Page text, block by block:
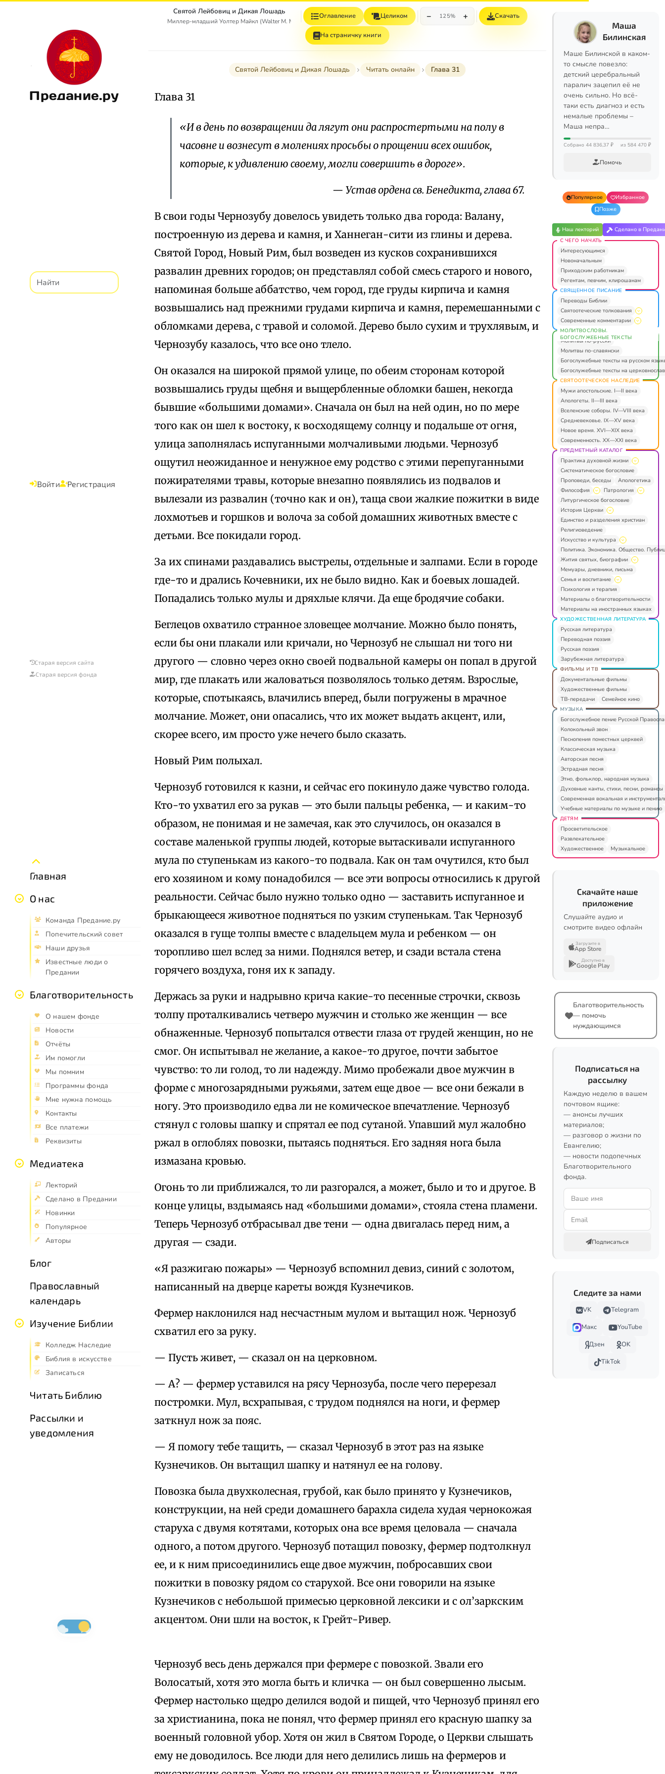
Предание.ру
Войти Регистрация
Старая версия сайта
Старая версия фонда
Главная
О нас
Команда Предание.ру
Попечительский совет
Наши друзья
Известные люди о
Предании
Благотворительность
О нашем фонде
Новости
Отчёты
Им помогли
Мы помним
Программы фонда
Мне нужна помощь
Контакты
Все платежи
Реквизиты
Медиатека
Лекторий
Сделано в Предании
Новинки
Популярное
Авторы
Блог
Православный
календарь
Изучение Библии
Колледж Наследие
Библия в искусстве
Записаться
Читать Библию
Рассылки и
уведомления
Святой Лейбовиц и Дикая Лошадь
Миллер-младший Уолтер Майкл (Walter M. Miller, Jr.)
Оглавление Целиком − 125% + Скачать
На страничку книги
Святой Лейбовиц и Дикая Лошадь Читать онлайн Глава 31
Глава 31
«И в день по возвращении да лягут они распростертыми на полу в
часовне и вознесут в молениях просьбы о прощении всех ошибок,
которые, к удивлению своему, могли совершить в дороге».
— Устав ордена св. Бенедикта, глава 67.
В свои годы Чернозубу довелось увидеть только два города: Валану,
построенную из дерева и камня, и Ханнеган-сити из глины и дерева.
Святой Город, Новый Рим, был возведен из кусков сохранившихся
развалин древних городов; он представлял собой смесь старого и нового,
напоминая больше аббатство, чем город, где груды кирпича и камня
возвышались над прежними грудами кирпича и камня, перемешанными с
обломками дерева, с травой и соломой. Дерево было сухим и трухлявым, и
Чернозубу казалось, что все оно тлело.
Он оказался на широкой прямой улице, по обеим сторонам которой
возвышались груды щебня и выщербленные обломки башен, некогда
бывшие «большими домами». Сначала он был на ней один, но по мере
того как он шел к востоку, к восходящему солнцу и подальше от огня,
улица заполнялась испуганными молчаливыми людьми. Чернозуб
ощутил неожиданное и ненужное ему родство с этими перепуганными
пожирателями травы, которые внезапно появлялись из подвалов и
вылезали из развалин (точно как и он), таща свои жалкие пожитки в виде
лохмотьев и горшков и волоча за собой домашних животных вместе с
детьми. Все покидали город.
За их спинами раздавались выстрелы, отдельные и залпами. Если в городе
где-то и дрались Кочевники, их не было видно. Как и боевых лошадей.
Попадались только мулы и дряхлые клячи. Да еще бродячие собаки.
Беглецов охватило странное зловещее молчание. Можно было понять,
если бы они плакали или кричали, но Чернозуб не слышал ни того ни
другого — словно через окно своей подвальной камеры он попал в другой
мир, где плакать или жаловаться позволялось только детям. Взрослые,
которые, спотыкаясь, влачились вперед, были погружены в мрачное
молчание. Может, они опасались, что их может выдать акцент, или,
скорее всего, им просто уже нечего было сказать.
Новый Рим полыхал.
Чернозуб готовился к казни, и сейчас его покинуло даже чувство голода.
Кто-то ухватил его за рукав — это были пальцы ребенка, — и каким-то
образом, не понимая и не замечая, как это случилось, он оказался в
составе маленькой группы людей, которые вытаскивали испуганного
мула по ступенькам из какого-то подвала. Как он там очутился, кто был
его хозяином и кому понадобился — все эти вопросы относились к другой
реальности. Сейчас было нужно только одно — заставить испуганное и
брыкающееся животное подняться по узким ступенькам. Так Чернозуб
оказался в гуще толпы вместе с владельцем мула и ребенком — он
торопливо шел вслед за ними. Поднялся ветер, и сзади встала стена
горячего воздуха, гоня их к западу.
Держась за руки и надрывно крича какие-то песенные строчки, сквозь
толпу проталкивались четверо мужчин и столько же женщин — все
обнаженные. Чернозуб попытался отвести глаза от грудей женщин, но не
смог. Он испытывал не желание, а какое-то другое, почти забытое
чувство: то ли голод, то ли надежду. Мимо пробежали двое мужчин в
форме с многозарядными ружьями, затем еще двое — все они бежали в
ногу. Это производило едва ли не комическое впечатление. Чернозуб
стянул с головы шапку и спрятал ее под сутаной. Упавший мул жалобно
ржал в оглоблях повозки, пытаясь подняться. Его задняя нога была
измазана кровью.
Огонь то ли приближался, то ли разгорался, а может, было и то и другое. В
конце улицы, вздымаясь над «большими домами», стояла стена пламени.
Теперь Чернозуб отбрасывал две тени — одна двигалась перед ним, а
другая — сзади.
«Я разжигаю пожары» — Чернозуб вспомнил девиз, синий с золотом,
написанный на дверце кареты вождя Кузнечиков.
Фермер наклонился над несчастным мулом и вытащил нож. Чернозуб
схватил его за руку.
— Пусть живет, — сказал он на церковном.
— А? — фермер уставился на рясу Чернозуба, после чего перерезал
постромки. Мул, всхрапывая, с трудом поднялся на ноги, и фермер
заткнул нож за пояс.
— Я помогу тебе тащить, — сказал Чернозуб в этот раз на языке
Кузнечиков. Он вытащил шапку и натянул ее на голову.
Повозка была двухколесная, грубой, как было принято у Кузнечиков,
конструкции, на ней среди домашнего барахла сидела худая чернокожая
старуха с двумя котятами, которых она все время целовала — сначала
одного, а потом другого. Чернозуб потащил повозку, фермер подтолкнул
ее, и к ним присоединились еще двое мужчин, побросавших свои
пожитки в повозку рядом со старухой. Все они говорили на языке
Кузнечиков с небольшой примесью церковной лексики и с ол’заркским
акцентом. Они шли на восток, к Грейт-Ривер.
Чернозуб весь день держался при фермере с повозкой. Звали его
Волосатый, хотя это могла быть и кличка — он был совершенно лысым.
Фермер настолько щедро делился водой и пищей, что Чернозуб принял его
за христианина, пока не понял, что фермер принял его красную шапку за
военный головной убор. Хотя он жил в Святом Городе, о Церкви слышать
ему не доводилось. Все люди для него делились лишь на фермеров и
Маша
Билинская
Маше Билинской в каком-
то смысле повезло:
детский церебральный
паралич зацепил её не
очень сильно. Но всё-
таки есть диагноз и есть
немалые проблемы –
Маша непра…
Собрано 44 836,37 ₽ из 584 470 ₽
Помочь
Популярное
Избранное
Позже
Наш лекторий Сделано в
С ЧЕГО НАЧАТЬ
Интересующимся
Новоначальным
Приходским работникам
Регентам, певчим, клирошанам
СВЯЩЕННОЕ ПИСАНИЕ
Переводы Библии
Святоотеческие толкования
Современные комментарии
МОЛИТВОСЛОВЫ.
БОГОСЛУЖЕБНЫЕ ТЕКСТЫ
Молитвы по-русски
Молитвы по-славянски
Богослужебные тексты на русском
Богослужебные тексты на
СВЯТООТЕЧЕСКОЕ НАСЛЕДИЕ
Мужи апостольские. I—II века
Апологеты. II—III века
Вселенские соборы. IV—VIII века
Средневековье. IX—XV века
Новое время. XVI—XIX века
Современность. XX—XXI века
ПРЕДМЕТНЫЙ КАТАЛОГ
Практика духовной жизни
Систематическое богословие
Проповеди, беседы
Апологетика
Философия
Патрология
Литургическое богословие
История Церкви
Единство и разделения христиан
Религиоведение
Искусство и культура
Политика. Экономика. Общество.
Жития святых, биографии
Мемуары, дневники, письма
Семья и воспитание
Психология и терапия
Материалы о благотворительности
Материалы на иностранных языках
ХУДОЖЕСТВЕННАЯ ЛИТЕРАТУРА
Русская литература
Переводная поэзия
Русская поэзия
Зарубежная литература
ФИЛЬМЫ И ТВ
Документальные фильмы
Художественные фильмы
ТВ-передачи
Семейное кино
МУЗЫКА
Богослужебное пение Русской
Колокольный звон
Песнопения поместных церквей
Классическая музыка
Авторская песня
Эстрадная песня
Этно, фольклор, народная музыка
Духовные канты, стихи, песни, романсы
Современная вокальная и
Учебные материалы по музыке и пению
ДЕТЯМ
Просветительское
Развлекательное
Художественное
Музыкальное
Скачайте наше
приложение
Слушайте аудио и
смотрите видео офлайн
Загрузите в
App Store
Доступно в
Google Play
Благотворительность
— помочь
нуждающимся
Подписаться на
рассылку
Каждую неделю в вашем
почтовом ящике:
— анонсы лучших
материалов;
— разговор о жизни по
Евангелию;
— новости подопечных
Благотворительного
фонда.
Подписаться
Следите за нами
VK
Telegram
Макс
YouTube
Дзен
OK
TikTok